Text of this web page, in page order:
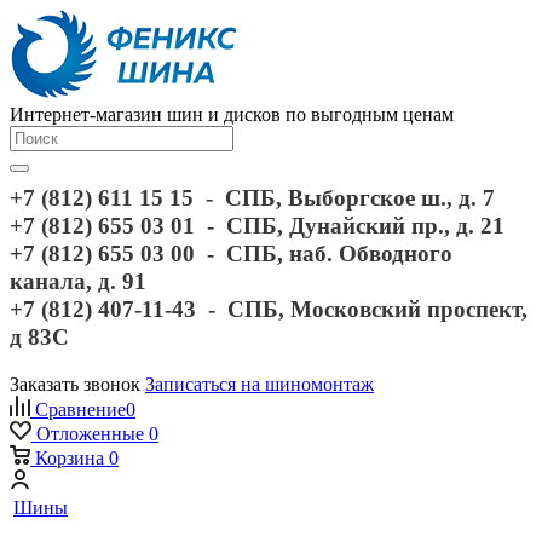
Интернет-магазин шин и дисков по выгодным ценам
+7 (812) 611 15 15 - СПБ, Выборгское ш., д. 7
+7 (812) 655 03 01 - СПБ, Дунайский пр., д. 21
+7 (812) 655 03 00 - СПБ, наб. Обводного
канала, д. 91
+7 (812) 407-11-43 - СПБ, Московский проспект,
д 83С
Заказать звонок Записаться на шиномонтаж
Сравнение0
Отложенные 0
Корзина 0
Шины